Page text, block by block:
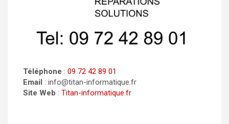
Téléphone : 09 72 42 89 01
Email : info@titan-informatique.fr
Site Web : Titan-informatique.fr